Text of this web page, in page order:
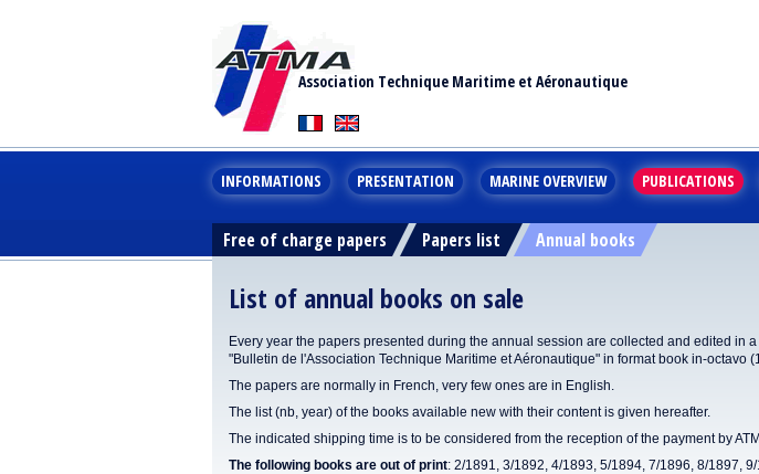
Association Technique Maritime et Aéronautique
INFORMATIONS PRESENTATION MARINE OVERVIEW PUBLICATIONS
Free of charge papers Papers list Annual books
List of annual books on sale
Every year the papers presented during the annual session are collected and edited in
"Bulletin de l'Association Technique Maritime et Aéronautique" in format book in-octavo
The papers are normally in French, very few ones are in English.
The list (nb, year) of the books available new with their content is given hereafter.
The indicated shipping time is to be considered from the reception of the payment by
The following books are out of print: 2/1891, 3/1892, 4/1893, 5/1894, 7/1896, 8/1897,